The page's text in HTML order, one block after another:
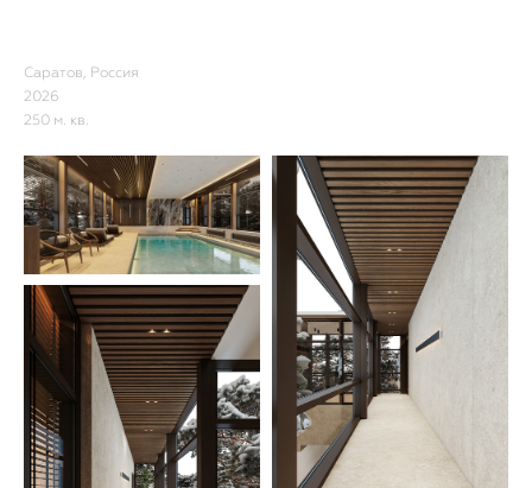
Саратов, Россия
2026
250 м. кв.